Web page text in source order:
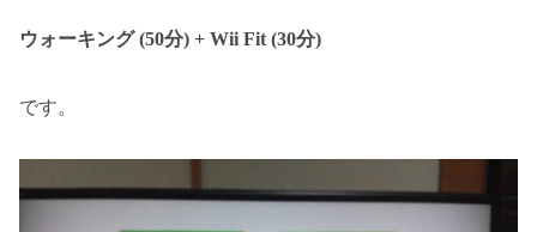
ウォーキング (50分) + Wii Fit (30分)
です。